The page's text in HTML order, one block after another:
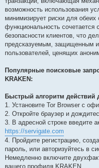
возможность использования
минимизирует риски для
функциональность
безопасности клиентов, что
предсказуемым, защищенным
пользователей, ценящих
Популярные поисковые
KRAKEN:
Быстрый алгоритм действий
1. Установите Tor Browser с
2. Откройте браузер и
3. В адресной строке введите
https://servigate.com
4. Пройдите регистрацию,
пароль, или авторизуйтесь в
Немедленно включите
вашего профиля KRAKEN.